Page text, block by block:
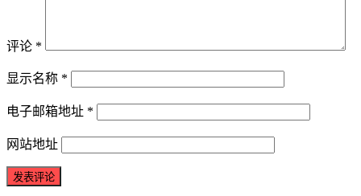
评论 *
显示名称 *
电子邮箱地址 *
网站地址